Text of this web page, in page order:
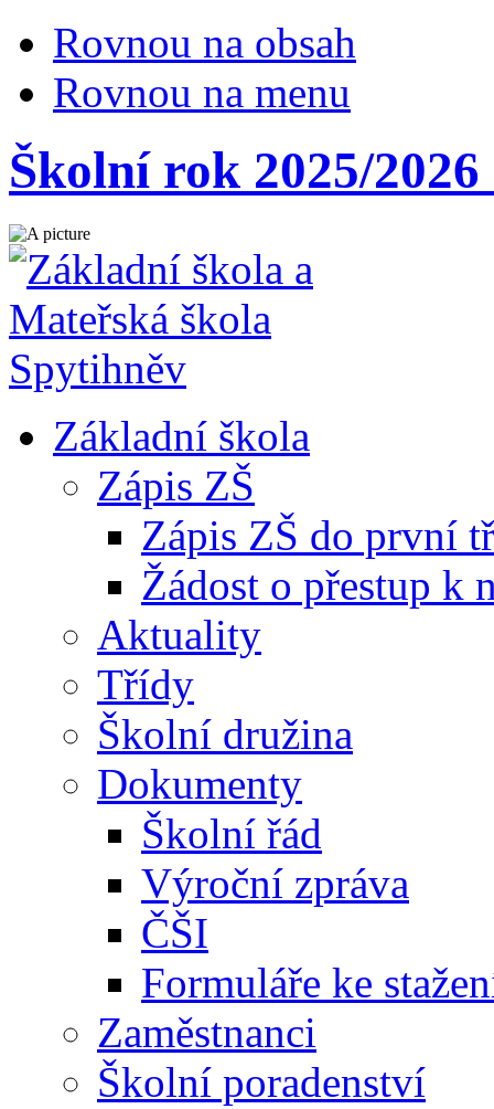
Rovnou na obsah
Rovnou na menu
Školní rok 2025/
Základní škola
Zápis ZŠ
Zápis ZŠ do první
Žádost o přestup k
Aktuality
Třídy
Školní družina
Dokumenty
Školní řád
Výroční zpráva
ČŠI
Formuláře ke
Zaměstnanci
Školní poradenství